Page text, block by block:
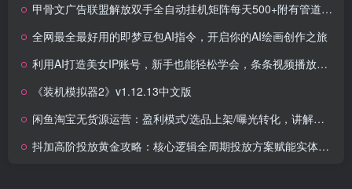
甲骨文广告联盟解放双手全自动挂机矩阵每天500+附有管道收益
全网最全最好用的即梦豆包AI指令，开启你的AI绘画创作之旅
利用AI打造美女IP账号，新手也能轻松学会，条条视频播放过万
《装机模拟器2》v1.12.13中文版
闲鱼淘宝无货源运营：盈利模式/选品上架/曝光转化，讲解养号、供应链对接及黑搜玩法
抖加高阶投放黄金攻略：核心逻辑全周期投放方案赋能实体企业流量变现 ROI 提升